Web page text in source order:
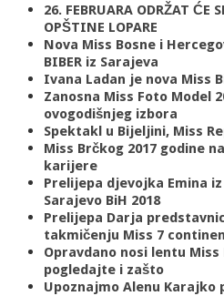
26. FEBRUARA ODRŽAT ĆE
OPŠTINE LOPARE
Nova Miss Bosne i
BIBER iz Sarajeva
Ivana Ladan je nova Miss
Zanosna Miss Foto Model
ovogodišnjeg izbora
Spektakl u Bijeljini, Miss
Miss Brčkog 2017 godine
karijere
Prelijepa djevojka Emina
Sarajevo BiH 2018
Prelijepa Darja
takmičenju Miss 7
Opravdano nosi lentu Miss
pogledajte i zašto
Upoznajmo Alenu Karajko